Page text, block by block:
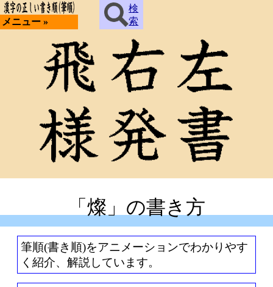
メニュー »
検
索
「燦」の書き方
筆順(書き順)をアニメーションでわかりやす
く紹介、解説しています。